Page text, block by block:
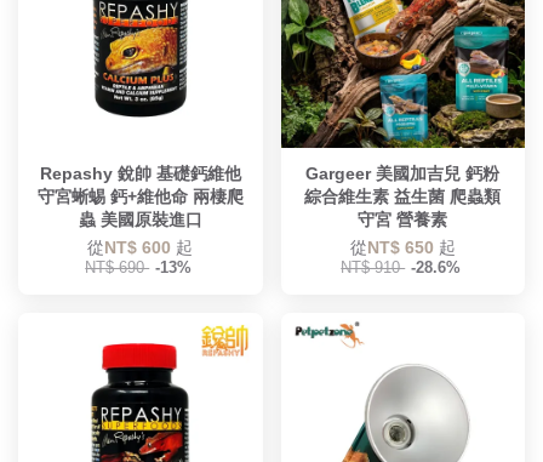
Repashy 銳帥 基礎鈣維他
守宮蜥蜴 鈣+維他命 兩棲爬
蟲 美國原裝進口
從NT$ 600 起
NT$ 690 -13%
Gargeer 美國加吉兒 鈣粉
綜合維生素 益生菌 爬蟲類
守宮 營養素
從NT$ 650 起
NT$ 910 -28.6%